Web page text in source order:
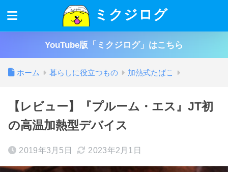
ミクジログ
YouTube版「ミクジログ」はこちら
ホーム 暮らしに役立つもの 加熱式たばこ
【レビュー】『プルーム・エス』JT初
の高温加熱型デバイス
2019年3月5日 2023年2月1日